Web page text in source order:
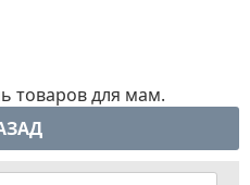
товаров для мам.